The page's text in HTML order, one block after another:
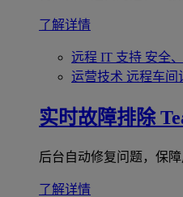
了解详情
远程 IT 支持 安全
运营技术 远程车间
实时故障排除
后台自动修复问题，保障
了解详情